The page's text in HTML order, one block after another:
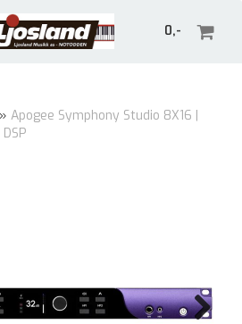
0,-
» Apogee Symphony Studio 8X16 |